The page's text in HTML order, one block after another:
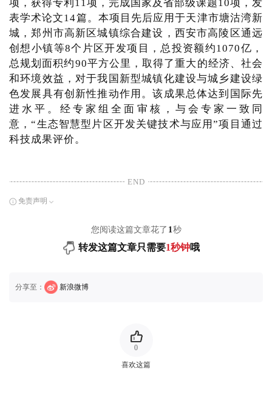
项，获得专利11项，完成国家及省部级课题10项，发
表学术论文14篇。本项目先后应用于天津市塘沽湾新
城，郑州市高新区城镇综合建设，西安市高陵区通远
创想小镇等8个片区开发项目，总投资额约1070亿，
总规划面积约90平方公里，取得了重大的经济、社会
和环境效益，对于我国新型城镇化建设与城乡建设绿
色发展具有创新性推动作用。该成果总体达到国际先
进水平。经专家组全面审核，与会专家一致同
意，“生态智慧型片区开发关键技术与应用”项目通过
科技成果评价。
END
免责声明
您阅读这篇文章花了 1秒
转发这篇文章只需要1秒钟哦
分享至： 新浪微博
喜欢这篇
0